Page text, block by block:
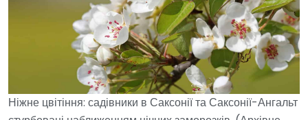
Ніжне цвітіння: садівники в Саксонії та Саксонії-Ангальт